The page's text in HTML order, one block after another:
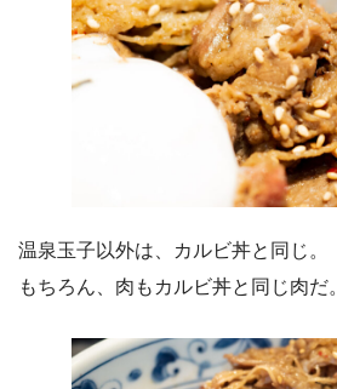
温泉玉子以外は、カルビ丼と同じ。
もちろん、肉もカルビ丼と同じ肉だ。